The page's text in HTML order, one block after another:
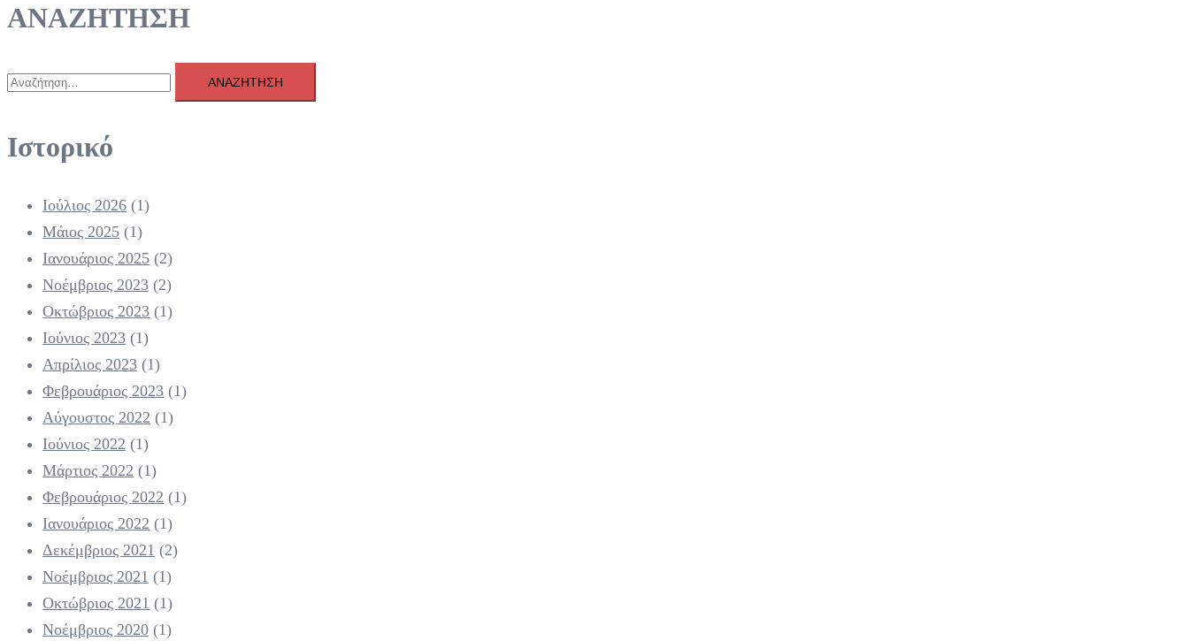
ΑΝΑΖΗΤΗΣΗ
Αναζήτηση
Ιστορικό
Ιούλιος 2026 (1)
Μάιος 2025 (1)
Ιανουάριος 2025 (2)
Νοέμβριος 2023 (2)
Οκτώβριος 2023 (1)
Ιούνιος 2023 (1)
Απρίλιος 2023 (1)
Φεβρουάριος 2023 (1)
Αύγουστος 2022 (1)
Ιούνιος 2022 (1)
Μάρτιος 2022 (1)
Φεβρουάριος 2022 (1)
Ιανουάριος 2022 (1)
Δεκέμβριος 2021 (2)
Νοέμβριος 2021 (1)
Οκτώβριος 2021 (1)
Νοέμβριος 2020 (1)